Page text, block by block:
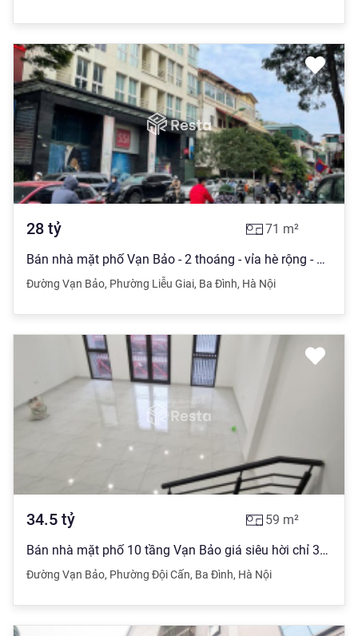
28 tỷ 71 m²
Bán nhà mặt phố Vạn Bảo - 2 thoáng - vỉa hè rộng - DT 71m2 - 28 tỷ
Đường Vạn Bảo, Phường Liễu Giai, Ba Đình, Hà Nội
34.5 tỷ 59 m²
Bán nhà mặt phố 10 tầng Vạn Bảo giá siêu hời chỉ 34,5 tỷ 59m2, thang máy, thuê 95tr
Đường Vạn Bảo, Phường Đội Cấn, Ba Đình, Hà Nội